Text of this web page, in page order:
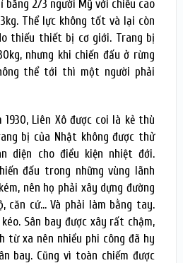
bằng 2/3 người Mỹ với chiều cao
Thể lực không tốt và lại còn
thiếu thiết bị cơ giới. Trang bị
nhưng khi chiến đấu ở rừng
thể tới thì một người phải
Liên Xô được coi là kẻ thù
bị của Nhật không được thử
diện cho điều kiện nhiệt đới.
đấu trong những vùng lãnh
nên họ phải xây dựng đường
căn cứ… Và phải làm bằng tay.
Sân bay được xây rất chậm,
từ xa nên nhiều phi công đã hy
bay. Cũng vì toàn chiếm được